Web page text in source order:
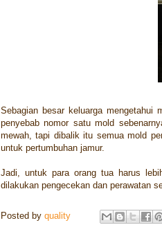
Sebagian besar keluarga
penyebab nomor satu mold
mewah, tapi dibalik itu semua mold
untuk pertumbuhan jamur.
Jadi, untuk para orang tua harus
dilakukan pengecekan dan perawatan
Posted by quality